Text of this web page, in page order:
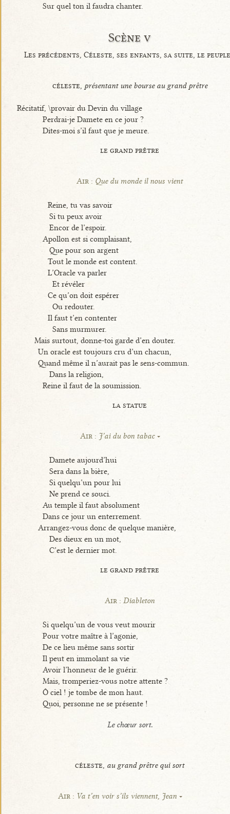
Sur quel ton il faudra chanter.
Scène v
Les précédents, Céleste, ses enfants, sa suite, le
céleste, présentant une bourse au grand prêtre
Récitatif, \provair du Devin du village
Perdrai-je Damete en ce jour ?
Dites-moi s’il faut que je meure.
le grand prêtre
Air : Que du monde il nous vient
Reine, tu vas savoir
Si tu peux avoir
Encor de l’espoir.
Apollon est si complaisant,
Que pour son argent
Tout le monde est content.
L’Oracle va parler
Et révéler
Ce qu’on doit espérer
Ou redouter.
Il faut t’en contenter
Sans murmurer.
Mais surtout, donne-toi garde d’en douter.
Un oracle est toujours cru d’un chacun,
Quand même il n’aurait pas le sens-commun.
Dans la religion,
Reine il faut de la soumission.
la statue
Air : J’ai du bon tabac
Damete aujourd’hui
Sera dans la bière,
Si quelqu’un pour lui
Ne prend ce souci.
Au temple il faut absolument
Dans ce jour un enterrement.
Arrangez-vous donc de quelque manière,
Des dieux en un mot,
C’est le dernier mot.
le grand prêtre
Air :Diableton
Si quelqu’un de vous veut mourir
Pour votre maître à l’agonie,
De ce lieu même sans sortir
Il peut en immolant sa vie
Avoir l’honneur de le guérir.
Mais, tromperiez-vous notre attente ?
Ô ciel ! je tombe de mon haut.
Quoi, personne ne se présente !
Le chœur sort.
céleste, au grand prêtre qui sort
Air : Va t’en voir s’ils viennent, Jean